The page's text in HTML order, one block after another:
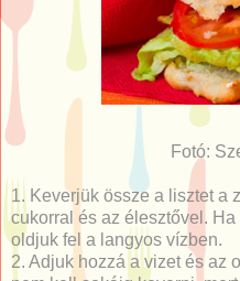
Fotó:
1. Keverjük össze a lisztet a
cukorral és az élesztővel.
oldjuk fel a langyos vízben.
2. Adjuk hozzá a vizet és az